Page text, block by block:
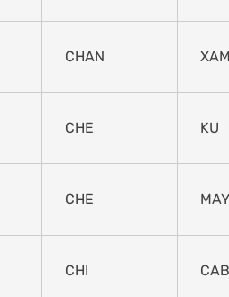
CHAN
CHE KU
CHE MAY
CHI